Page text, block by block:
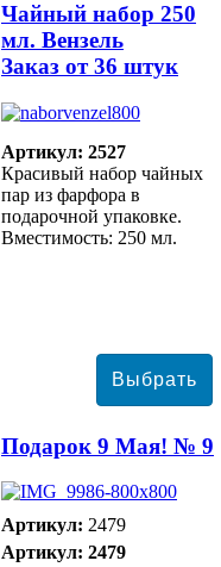
Чайный набор 250
мл. Вензель
Заказ от 36 штук
Артикул: 2527
Красивый набор чайных
пар из фарфора в
подарочной упаковке.
Вместимость: 250 мл.
Подарок 9 Мая! № 9
Артикул: 2479
Артикул: 2479